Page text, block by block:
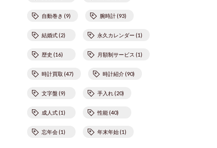
自動巻き (9) 腕時計 (93)
結婚式 (2) 永久カレンダー (1)
歴史 (16) 月額制サービス (1)
時計買取 (47) 時計紹介 (90)
文字盤 (9) 手入れ (20)
成人式 (1) 性能 (40)
忘年会 (1) 年末年始 (1)